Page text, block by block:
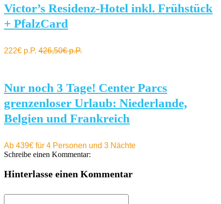
Victor’s Residenz-Hotel inkl. Frühstück
+ PfalzCard
222€ p.P. 426,50€ p.P.
Nur noch 3 Tage! Center Parcs
grenzenloser Urlaub: Niederlande,
Belgien und Frankreich
Ab 439€ für 4 Personen und 3 Nächte
Schreibe einen Kommentar:
Hinterlasse einen Kommentar